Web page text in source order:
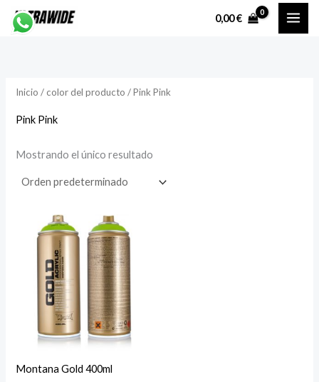
0,00€
Inicio / color del producto / Pink Pink
Pink Pink
Mostrando el único resultado
Montana Gold 400ml